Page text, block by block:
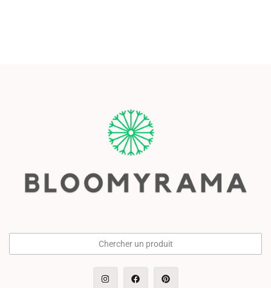
Chercher un produit